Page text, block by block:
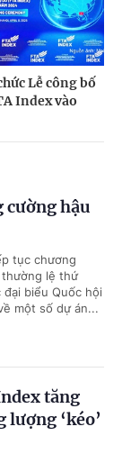
Lễ công bố
Index vào
cường hậu
tục chương
lệ thứ
biểu Quốc hội
một số dự án...
tăng
‘kéo’